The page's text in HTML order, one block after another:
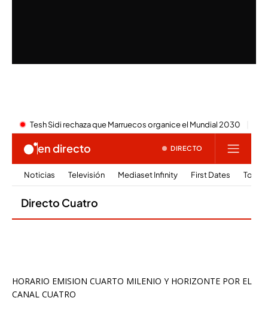
HORARIO EMISION CUARTO MILENIO Y HORIZONTE POR EL
CANAL CUATRO